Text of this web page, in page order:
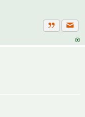
Zitat